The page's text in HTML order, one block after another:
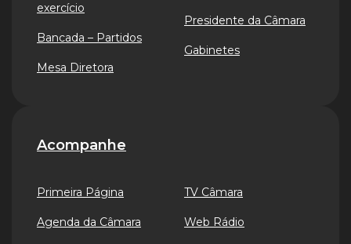
exercício
Bancada – Partidos
Mesa Diretora
Presidente da Câmara
Gabinetes
Acompanhe
Primeira Página
Agenda da Câmara
TV Câmara
Web Rádio